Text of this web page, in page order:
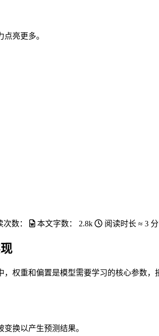
亮更多。
次数： 本文字数： 2.8k 阅读时长 ≈ 3
权重和偏置是模型需要学习的核心参数
换以产生预测结果。